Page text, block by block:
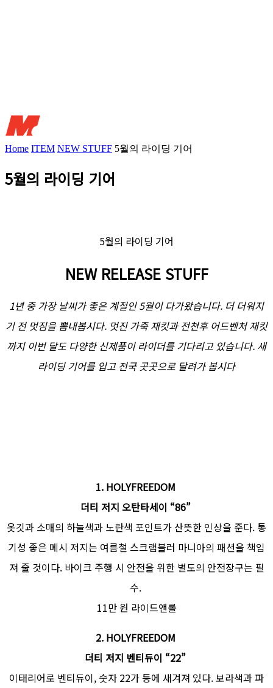
Home ITEM NEW STUFF 5월의 라이딩 기어
5월의 라이딩 기어
5월의 라이딩 기어
NEW RELEASE STUFF
1년 중 가장 날씨가 좋은 계절인 5월이 다가왔습니다. 더 더워지
기 전 멋짐을 뽐내봅시다. 멋진 가죽 재킷과 전천후 어드벤처 재킷
까지 이번 달도 다양한 신제품이 라이더를 기다리고 있습니다. 새
라이딩 기어를 입고 전국 곳곳으로 달려가 봅시다
1. HOLYFREEDOM
더티 저지 오탄타세이 “86”
옷깃과 소매의 하늘색과 노란색 포인트가 산뜻한 인상을 준다. 통
기성 좋은 메시 저지는 여름철 스크램블러 마니아의 패션을 책임
져 줄 것이다. 바이크 주행 시 안전을 위한 별도의 안전장구는 필
수.
11만 원 라이드앤롤
2. HOLYFREEDOM
더티 저지 벤티듀이 “22”
이태리어로 벤티듀이, 숫자 22가 등에 새겨져 있다. 보라색과 파